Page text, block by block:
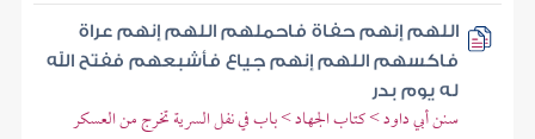
اللهم إنهم حفاة فاحملهم اللهم إنهم عراة
فاكسهم اللهم إنهم جياع فأشبعهم ففتح الله
له يوم بدر
سنن أبي داود > كتاب الجهاد > باب في نفل السرية تخرج من العسكر